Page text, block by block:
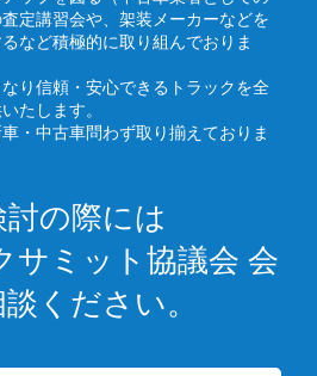
定講習会や、架装メーカーなどを
など積極的に取り組んでおりま
り信頼・安心できるトラックを全
たします。
・中古車問わず取り揃えておりま
の際には
サミット協議会 会
ください。